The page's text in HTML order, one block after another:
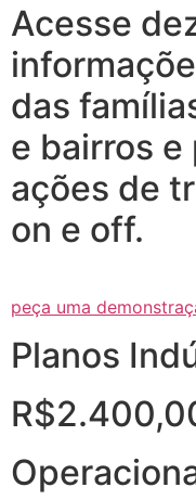
Acesse
das
e bairros e
ações de
on e off.
peça uma
Planos